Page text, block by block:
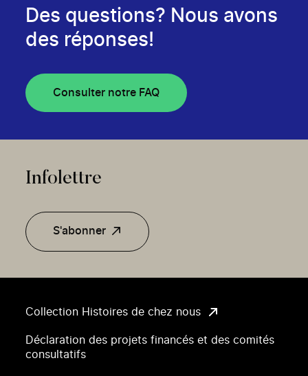
Collection Histoires de chez nous
Déclaration des projets financés et des comités
consultatifs
Des questions? Nous avons
des réponses!
Consulter notre FAQ
Infolettre
S'abonner